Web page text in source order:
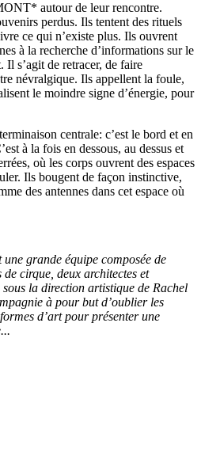
autour de leur rencontre.
perdus. Ils tentent des rituels
ce qui n’existe plus. Ils ouvrent
à la recherche d’informations sur le
s’agit de retracer, de faire
névralgique. Ils appellent la foule,
le moindre signe d’énergie, pour
centrale: c’est le bord et en
à la fois en dessous, au dessus et
où les corps ouvrent des espaces
Ils bougent de façon instinctive,
des antennes dans cet espace où
grande équipe composée de
cirque, deux architectes et
la direction artistique de Rachel
à pour but d’oublier les
d’art pour présenter une